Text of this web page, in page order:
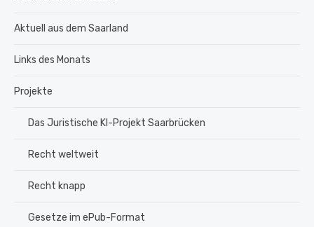
Aktuell aus dem Saarland
Links des Monats
Projekte
Das Juristische KI-Projekt Saarbrücken
Recht weltweit
Recht knapp
Gesetze im ePub-Format